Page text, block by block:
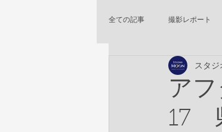
全ての記事 撮影レポート
ア
17
スタジ